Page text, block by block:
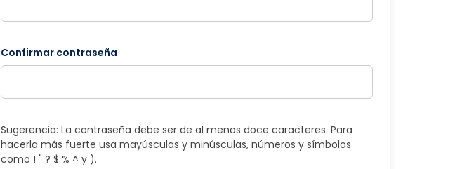
Confirmar contraseña
Sugerencia: La contraseña debe ser de al menos doce caracteres. Para
hacerla más fuerte usa mayúsculas y minúsculas, números y símbolos
como ! " ? $ % ^ y ).